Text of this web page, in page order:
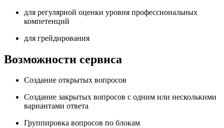
для регулярной оценки уровня профессиональных
компетенций
для грейдирования
Возможности сервиса
Создание открытых вопросов
Создание закрытых вопросов с одним или несколькими
вариантами ответа
Группировка вопросов по блокам